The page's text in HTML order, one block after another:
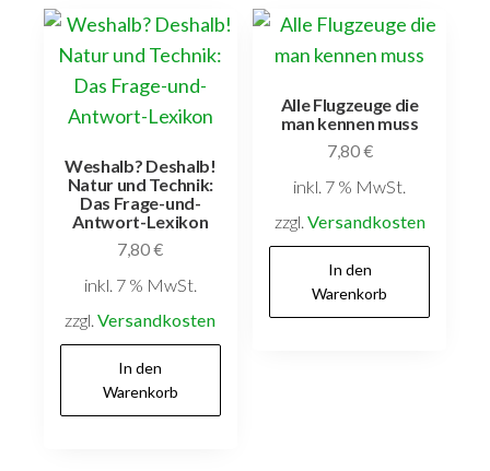
Weshalb? Deshalb!
Natur und Technik:
Das Frage-und-
Antwort-Lexikon
7,80€
inkl. 7 % MwSt.
zzgl.Versandkosten
In den
Warenkorb
Alle Flugzeuge die
man kennen muss
7,80€
inkl. 7 % MwSt.
zzgl. Versandkosten
In den
Warenkorb